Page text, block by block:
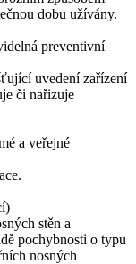
dobu užívány.
preventivní
uvedení zařízení
či nařizuje
a veřejné
stěn a
pochybnosti o typu
nosných